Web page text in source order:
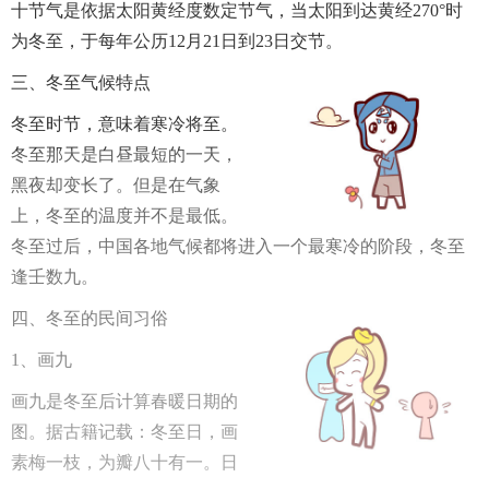
十节气是依据太阳黄经度数定节气，当太阳到达黄经270°时
为冬至，于每年公历12月21日到23日交节。
三、冬至气候特点
冬至时节，意味着寒冷将至。
冬至那天是白昼最短的一天，
黑夜却变长了。但是在气象
上，冬至的温度并不是最低。
冬至过后，中国各地气候都将进入一个最寒冷的阶段，冬至
逢壬数九。
四、冬至的民间习俗
1、画九
画九是冬至后计算春暖日期的
图。据古籍记载：冬至日，画
素梅一枝，为瓣八十有一。日